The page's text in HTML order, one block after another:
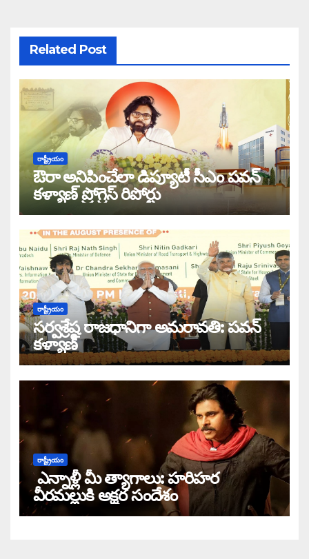
Related Post
రాష్ట్రీయం
ఔరా అనిపించేలా డిప్యూటీ సీఎం పవన్
కళ్యాణ్ ప్రోగ్రెస్ రిపోర్టు
రాష్ట్రీయం
సర్వశ్రేష్ఠ రాజధానిగా అమరావతి: పవన్
కళ్యాణ్
రాష్ట్రీయం
ఎన్నాళ్లీ మీ త్యాగాలు: హరిహర
వీరమల్లుకి అక్షర సందేశం